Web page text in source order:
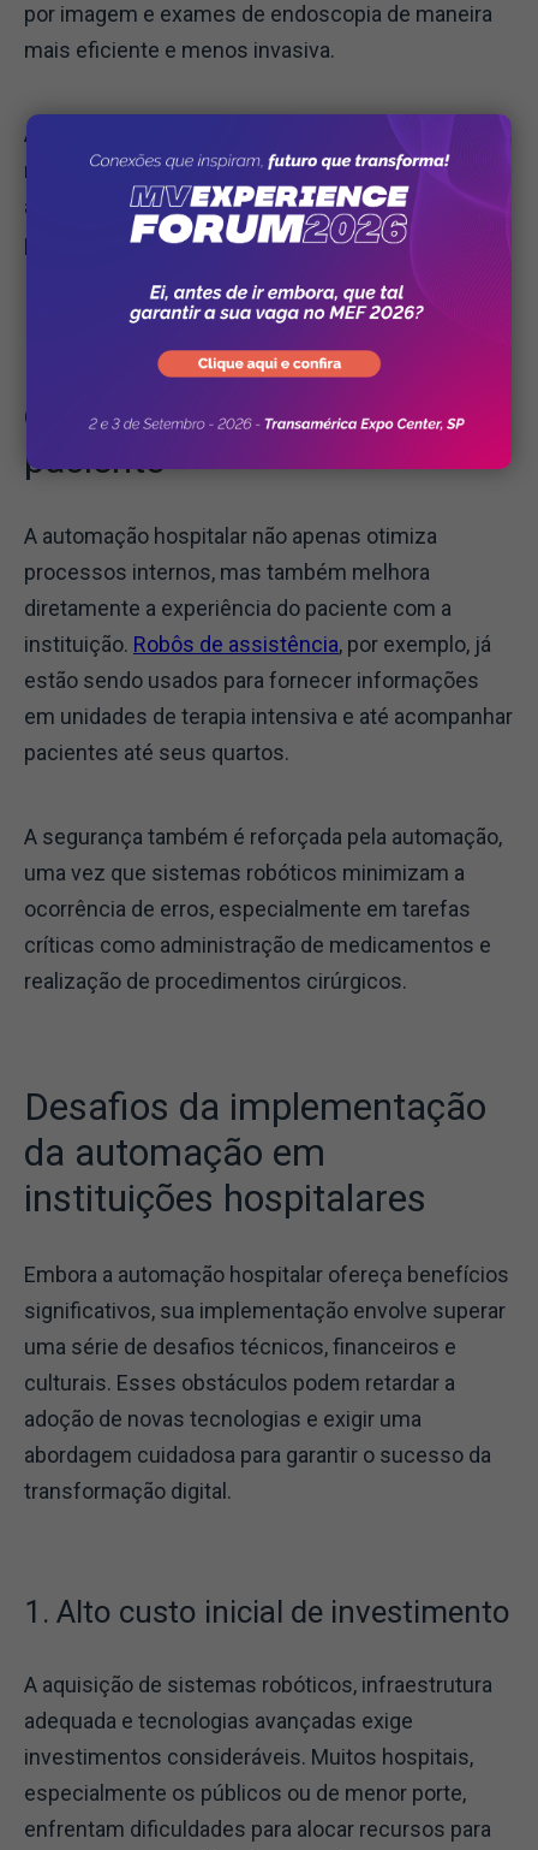
por imagem e exames de endoscopia de maneira
mais eficiente e menos invasiva.
Além disso, com a automação hospitalar, a análise
melhorada de imagens radiológicas já está
auxiliando na detecção precoce de doenças, com
precisão acima da média humana.
Impactos da robótica na
experiência e segurança do
paciente
A automação hospitalar não apenas otimiza
processos internos, mas também melhora
diretamente a experiência do paciente com a
instituição. Robôs de assistência, por exemplo, já
estão sendo usados para fornecer informações
em unidades de terapia intensiva e até acompanhar
pacientes até seus quartos.
A segurança também é reforçada pela automação,
uma vez que sistemas robóticos minimizam a
ocorrência de erros, especialmente em tarefas
críticas como administração de medicamentos e
realização de procedimentos cirúrgicos.
Desafios da implementação
da automação em
instituições hospitalares
Embora a automação hospitalar ofereça benefícios
significativos, sua implementação envolve superar
uma série de desafios técnicos, financeiros e
culturais. Esses obstáculos podem retardar a
adoção de novas tecnologias e exigir uma
abordagem cuidadosa para garantir o sucesso da
transformação digital.
1. Alto custo inicial de investimento
A aquisição de sistemas robóticos, infraestrutura
adequada e tecnologias avançadas exige
investimentos consideráveis. Muitos hospitais,
especialmente os públicos ou de menor porte,
enfrentam dificuldades para alocar recursos para